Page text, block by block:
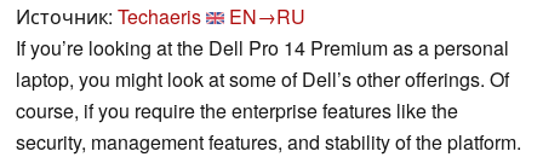
Источник: Techaeris
EN→RU
If you’re looking at the Dell Pro 14 Premium as a personal
laptop, you might look at some of Dell’s other offerings. Of
course, if you require the enterprise features like the
security, management features, and stability of the platform.